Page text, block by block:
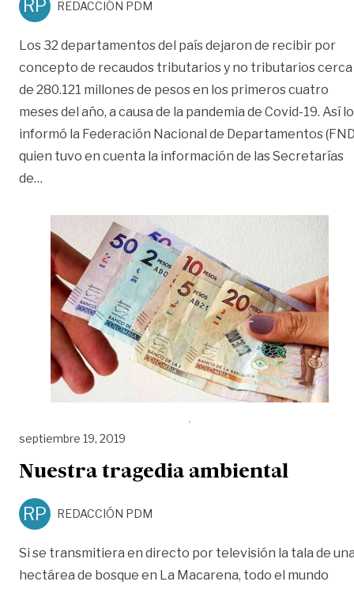
RP REDACCIÓN PDM
Los 32 departamentos del país dejaron de recibir por
concepto de recaudos tributarios y no tributarios cerca
de 280.121 millones de pesos en los primeros cuatro
meses del año, a causa de la pandemia de Covid-19. Así lo
informó la Federación Nacional de Departamentos
quien tuvo en cuenta la información de las Secretarías
de…
septiembre 19, 2019
Nuestra tragedia ambiental
RP REDACCIÓN PDM
Si se transmitiera en directo por televisión la tala de
hectárea de bosque en La Macarena, todo el mundo